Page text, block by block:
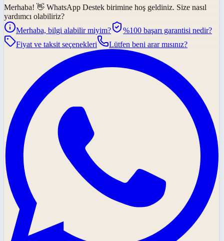
Merhaba! 👋 WhatsApp Destek birimine hoş geldiniz. Size nasıl
yardımcı olabiliriz?
Merhaba, bilgi alabilir miyim?
%100 başarı garantisi nedir?
Fiyat ve taksit seçenekleri
Lütfen beni arar mısınız?